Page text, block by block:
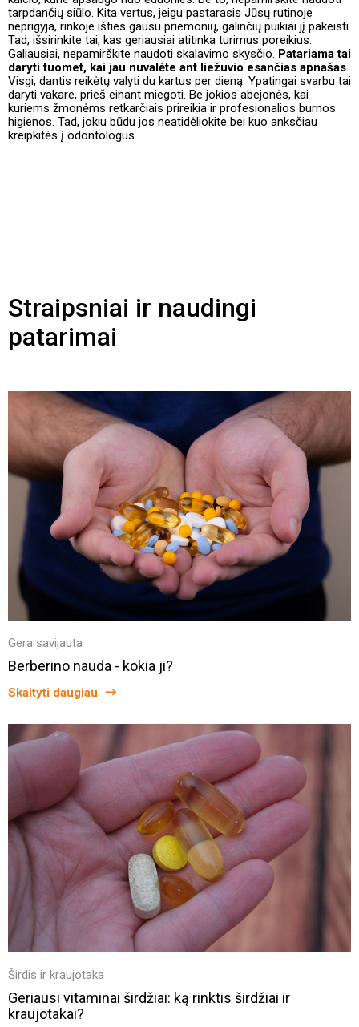
tarpdančių siūlo. Kita vertus, jeigu pastarasis Jūsų rutinoje
neprigyja, rinkoje išties gausu priemonių, galinčių puikiai jį pakeisti.
Tad, išsirinkite tai, kas geriausiai atitinka turimus poreikius.
Galiausiai, nepamirškite naudoti skalavimo skysčio. Patariama tai
daryti tuomet, kai jau nuvalėte ant liežuvio esančias apnašas.
Visgi, dantis reikėtų valyti du kartus per dieną. Ypatingai svarbu tai
daryti vakare, prieš einant miegoti. Be jokios abejonės, kai
kuriems žmonėms retkarčiais prireikia ir profesionalios burnos
higienos. Tad, jokiu būdu jos neatidėliokite bei kuo anksčiau
kreipkitės į odontologus.
Straipsniai ir naudingi
patarimai
Gera savijauta
Berberino nauda - kokia ji?
Skaityti daugiau
Širdis ir kraujotaka
Geriausi vitaminai širdžiai: ką rinktis širdžiai ir
kraujotakai?